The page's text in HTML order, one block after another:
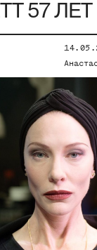
57 ЛЕТ